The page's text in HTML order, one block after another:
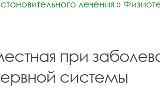
лечения »
при
системы